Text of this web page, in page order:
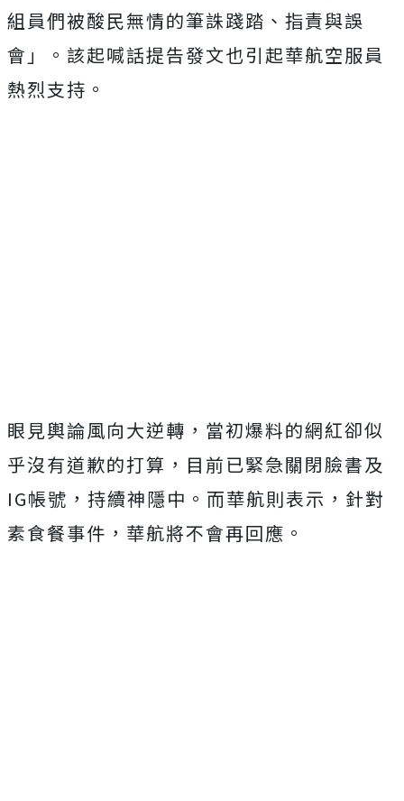
組員們被酸民無情的筆誅踐踏、指責與誤
會」。該起喊話提告發文也引起華航空服員
熱烈支持。
眼見輿論風向大逆轉，當初爆料的網紅卻似
乎沒有道歉的打算，目前已緊急關閉臉書及
IG帳號，持續神隱中。而華航則表示， 針對
素食餐事件，華航將不會再回應。